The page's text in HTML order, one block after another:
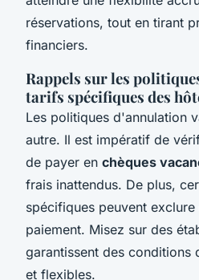
réservations, tout en tirant
financiers.
Rappels sur les
tarifs spécifiques des
Les politiques d'annulation
autre. Il est impératif de
de payer en chèques
frais inattendus. De plus,
spécifiques peuvent
paiement. Misez sur des
garantissent des conditions
et flexibles.